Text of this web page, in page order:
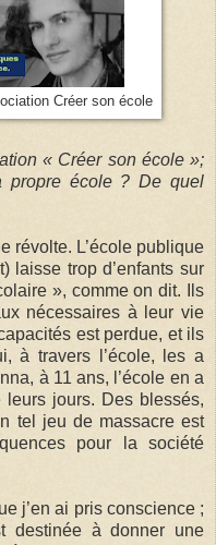
Créer son école
« Créer son école »;
propre école ? De quel
révolte. L’école publique
laisse trop d’enfants sur
», comme on dit. Ils
nécessaires à leur vie
est perdue, et ils
à travers l’école, les a
à 11 ans, l’école en a
jours. Des blessés,
tel jeu de massacre est
pour la société
j’en ai pris conscience ;
destinée à donner une